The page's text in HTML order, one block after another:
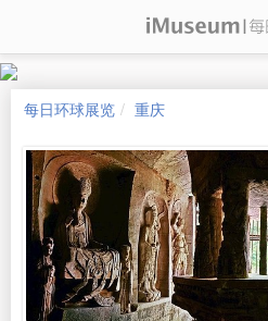
每日环球展览 重庆